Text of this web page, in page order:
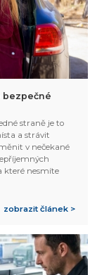
bezpečné
straně je to
a strávit
v nečekané
které nesmíte
zobrazit článek >